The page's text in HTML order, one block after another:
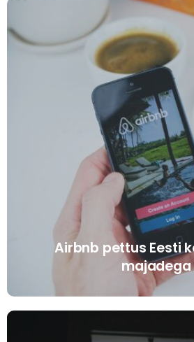
Airbnb pettus Eesti
majadega